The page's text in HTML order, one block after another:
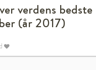
verdens bedste
(år 2017)